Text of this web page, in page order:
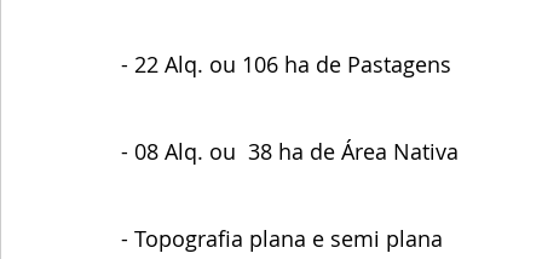
- 22 Alq. ou 106 ha de Pastagens
- 08 Alq. ou  38 ha de Área Nativa
- Topografia plana e semi plana